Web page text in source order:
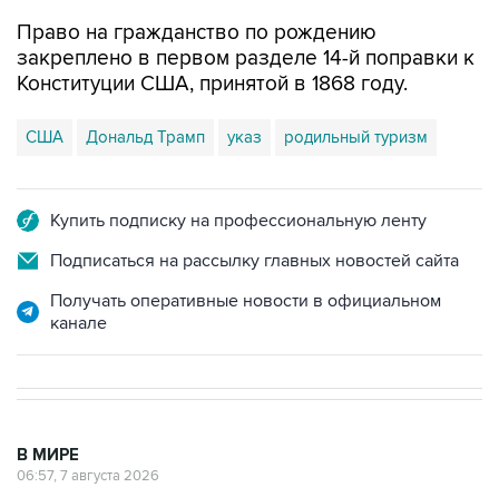
Право на гражданство по рождению
закреплено в первом разделе 14-й поправки к
Конституции США, принятой в 1868 году.
США Дональд Трамп указ родильный туризм
Купить подписку на профессиональную ленту
Подписаться на рассылку главных новостей сайта
Получать оперативные новости в официальном
канале
В МИРЕ
06:57, 7 августа 2026